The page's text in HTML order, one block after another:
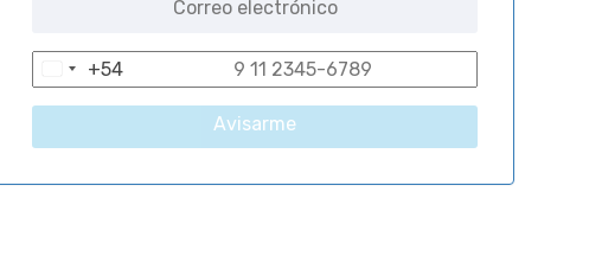
r
+54
Avisarme